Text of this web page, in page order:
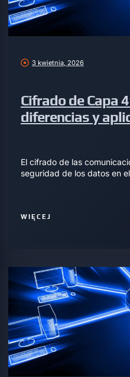
3 kwietnia, 2026
Cifrado de Capa
diferencias y
El cifrado de las
seguridad de los datos en
WIĘCEJ